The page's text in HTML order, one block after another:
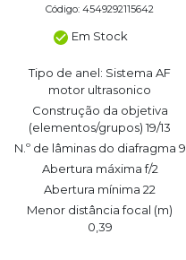
Código: 4549292115642
Em Stock
Tipo de anel: Sistema AF
motor ultrasonico
Construção da objetiva
(elementos/grupos) 19/13
N.º de lâminas do diafragma 9
Abertura máxima f/2
Abertura mínima 22
Menor distância focal (m)
0,39